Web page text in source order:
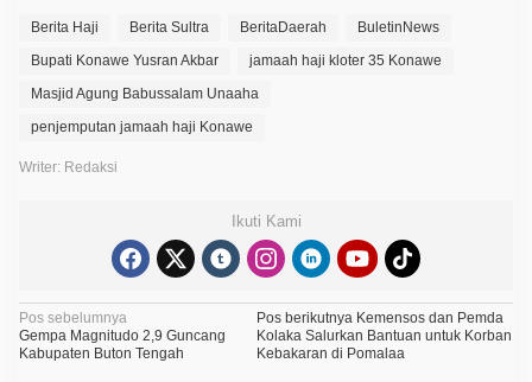
Berita Haji Berita Sultra BeritaDaerah
BuletinNews
Bupati Konawe Yusran Akbar
jamaah haji kloter 35 Konawe
Masjid Agung Babussalam Unaaha
penjemputan jamaah haji Konawe
Writer: Redaksi
Ikuti Kami
N
a
Pos sebelumnya
Gempa Magnitudo 2,9 Guncang
Kabupaten Buton Tengah
Pos berikutnyaKemensos dan Pemda
Kolaka Salurkan Bantuan untuk Korban
Kebakaran di Pomalaa